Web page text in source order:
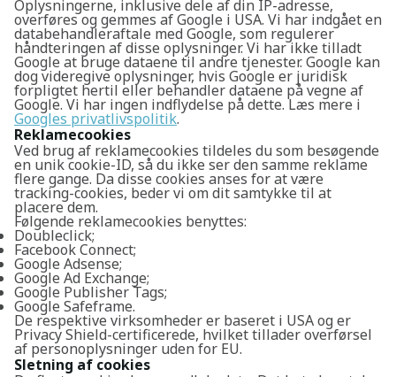
Oplysningerne, inklusive dele af din IP-adresse,
overføres og gemmes af Google i USA. Vi har indgået en
databehandleraftale med Google, som regulerer
håndteringen af disse oplysninger. Vi har ikke tilladt
Google at bruge dataene til andre tjenester. Google kan
dog videregive oplysninger, hvis Google er juridisk
forpligtet hertil eller behandler dataene på vegne af
Google. Vi har ingen indflydelse på dette. Læs mere i
Googles privatlivspolitik.
Reklamecookies
Ved brug af reklamecookies tildeles du som besøgende
en unik cookie-ID, så du ikke ser den samme reklame
flere gange. Da disse cookies anses for at være
tracking-cookies, beder vi om dit samtykke til at
placere dem.
Følgende reklamecookies benyttes:
Doubleclick;
Facebook Connect;
Google Adsense;
Google Ad Exchange;
Google Publisher Tags;
Google Safeframe.
De respektive virksomheder er baseret i USA og er
Privacy Shield-certificerede, hvilket tillader overførsel
af personoplysninger uden for EU.
Sletning af cookies